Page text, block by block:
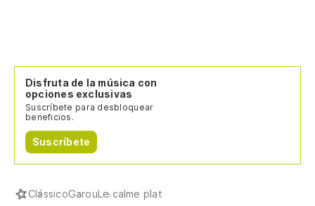
Disfruta de la música con
opciones exclusivas
Suscríbete para desbloquear
beneficios.
Suscríbete
ClássicoGarouLe calme plat